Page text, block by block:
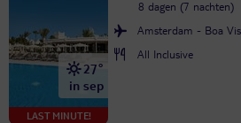
LAST MINUTE!
27°
in sep
8 dagen (7 nachten)
Amsterdam - Boa
All Inclusive